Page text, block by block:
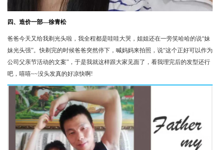
四、造价一部—徐青松
爸爸今天又给我剃光头啦，我全程都是哇哇大哭，姐姐还在一旁笑哈哈的说“妹
妹光头强”。快剃完的时候爸爸突然停下，喊妈妈来拍照，说“这个正好可以作为
公司父亲节活动的文案”，于是我就这样跟大家见面了，看我理完后的发型还行
吧，嘻嘻~~没头发真的好凉快啊!